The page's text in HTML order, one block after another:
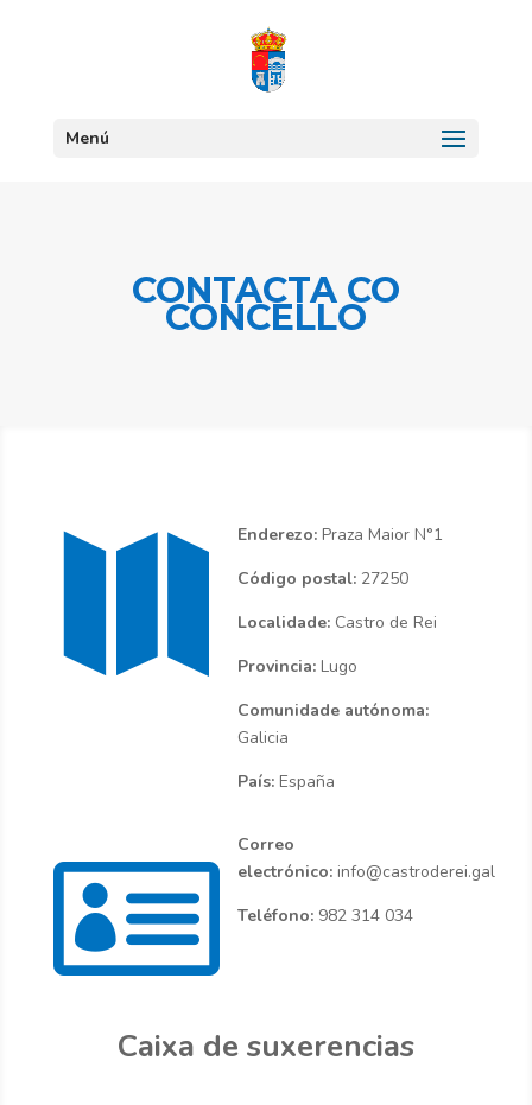
Menú
CONTACTA CO
CONCELLO
 Enderezo:Praza Maior N°1
Código postal:27250
Localidade:Castro de Rei
Provincia:Lugo
Comunidade autónoma:
Galicia
País:España

Correo
electrónico:info@castroderei.gal
Teléfono:982 314 034
Caixa de suxerencias